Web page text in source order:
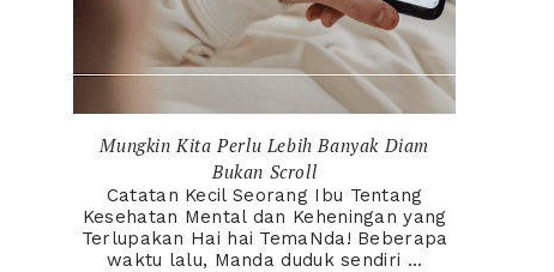
Mungkin Kita Perlu Lebih Banyak Diam
Bukan Scroll
Catatan Kecil Seorang Ibu Tentang
Kesehatan Mental dan Keheningan yang
Terlupakan Hai hai TemaNda! Beberapa
waktu lalu, Manda duduk sendiri ...